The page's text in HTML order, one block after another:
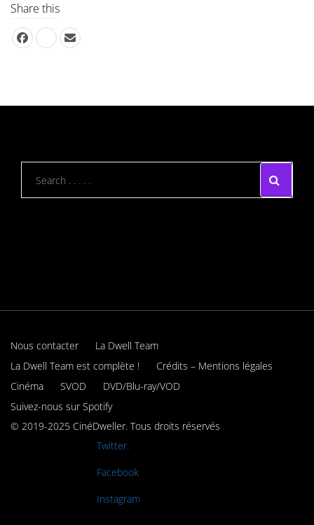
Share this
Nous contacter
La Dwell Team
La Dwell Team est complète !
Crédits – Mentions légales
Cinéma
SVOD
DVD/Blu-ray/VOD
Suivez-nous sur Spotify
© 2019-2025 CinéDweller. Tous droits réservés
Twitter.
Facebook
Instagram